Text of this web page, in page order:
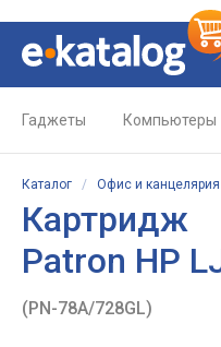
Гаджеты Компьютеры
Каталог / Офис и канцелярия
Картридж
Patron HP
(PN-78A/728GL)